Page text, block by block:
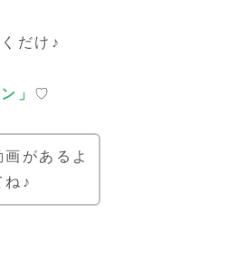
だけ♪
」 ♡
があるよ
ね♪